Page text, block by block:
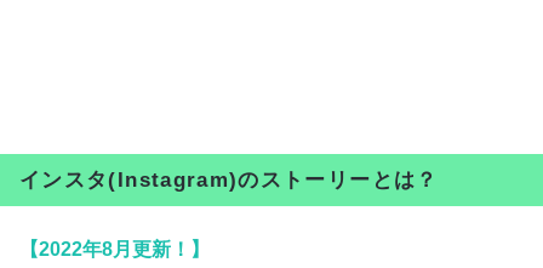
インスタ(Instagram)のストーリーとは？
【2022年8月更新！】